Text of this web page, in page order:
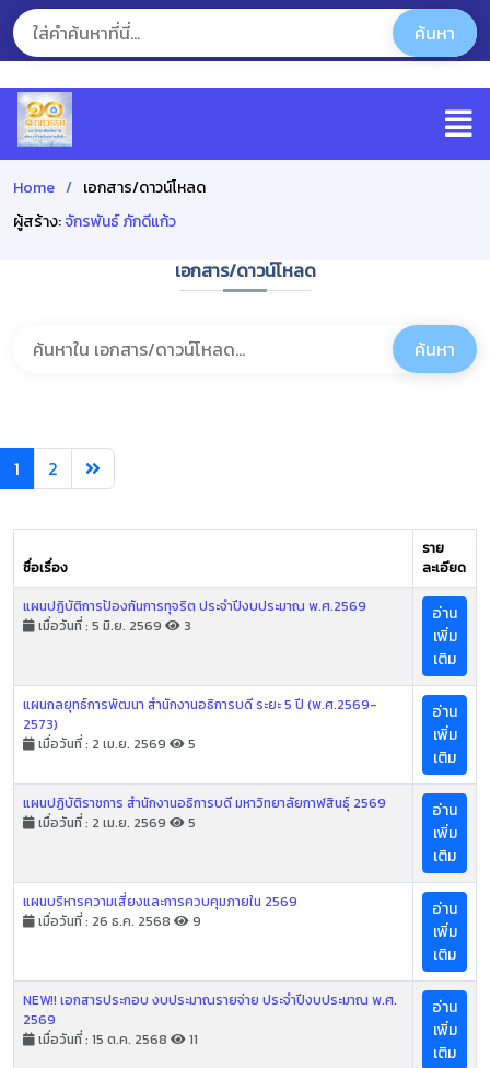
Home
เอกสาร/ดาวน์โหลด
ผู้สร้าง:จักรพันธ์ ภักดีแก้ว
เอกสาร/ดาวน์โหลด
1 2
ชื่อเรื่อง
ราย
ละเอียด
แผนปฏิบัติการป้องกันการทุจริต ประจำปีงบประมาณ พ.ศ.2569
เมื่อวันที่ : 5 มิ.ย. 2569
3
อ่าน
เพิ่ม
เติม
แผนกลยุทธ์การพัฒนา สำนักงานอธิการบดี ระยะ 5 ปี (พ.ศ.2569-
2573)
เมื่อวันที่ : 2 เม.ย. 2569
5
อ่าน
เพิ่ม
เติม
แผนปฏิบัติราชการ สำนักงานอธิการบดี มหาวิทยาลัยกาฬสินธุ์ 2569
เมื่อวันที่ : 2 เม.ย. 2569
5
อ่าน
เพิ่ม
เติม
แผนบริหารความเสี่ยงและการควบคุมภายใน 2569
เมื่อวันที่ : 26 ธ.ค. 2568
9
อ่าน
เพิ่ม
เติม
NEW!! เอกสารประกอบ งบประมาณรายจ่าย ประจำปีงบประมาณ พ.ศ.
2569
เมื่อวันที่ : 15 ต.ค. 2568
11
อ่าน
เพิ่ม
เติม